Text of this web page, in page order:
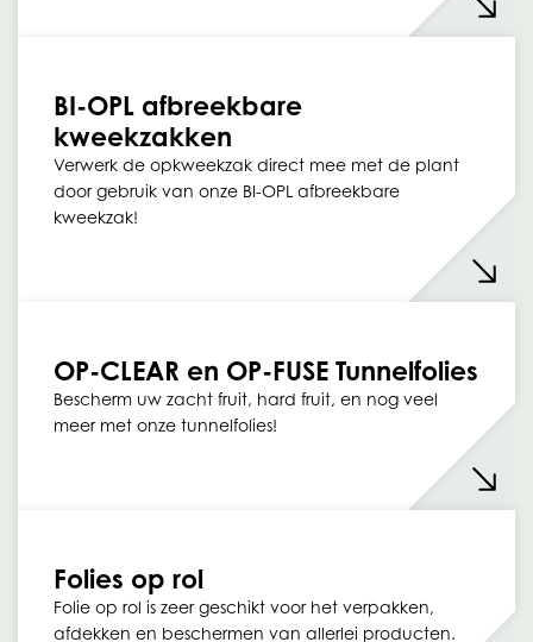
BI-OPL afbreekbare
kweekzakken
Verwerk de opkweekzak direct mee met de plant
door gebruik van onze BI-OPL afbreekbare
kweekzak!
OP-CLEAR en OP-FUSE Tunnelfolies
Bescherm uw zacht fruit, hard fruit, en nog veel
meer met onze tunnelfolies!
Folies op rol
Folie op rol is zeer geschikt voor het verpakken,
afdekken en beschermen van allerlei producten.